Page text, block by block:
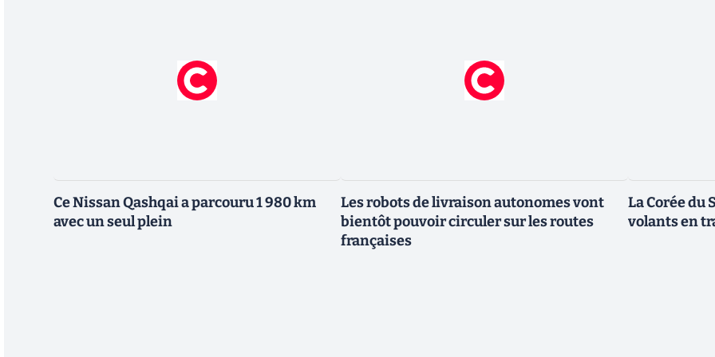
Ce Nissan Qashqai a parcouru 1 980 km
avec un seul plein
Les robots de livraison autonomes vont
bientôt pouvoir circuler sur les routes
françaises
La Corée du
volants en